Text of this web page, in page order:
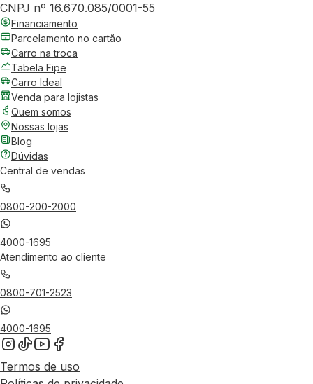
CNPJ nº 16.670.085/0001-55
Financiamento
Parcelamento no cartão
Carro na troca
Tabela Fipe
Carro Ideal
Venda para lojistas
Quem somos
Nossas lojas
Blog
Dúvidas
Central de vendas
0800-200-2000
4000-1695
Atendimento ao cliente
0800-701-2523
4000-1695
Termos de uso